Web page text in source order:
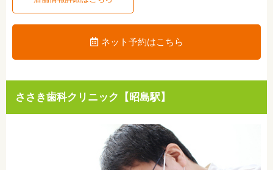
ネット予約はこちら
ささき歯科クリニック【昭島駅】